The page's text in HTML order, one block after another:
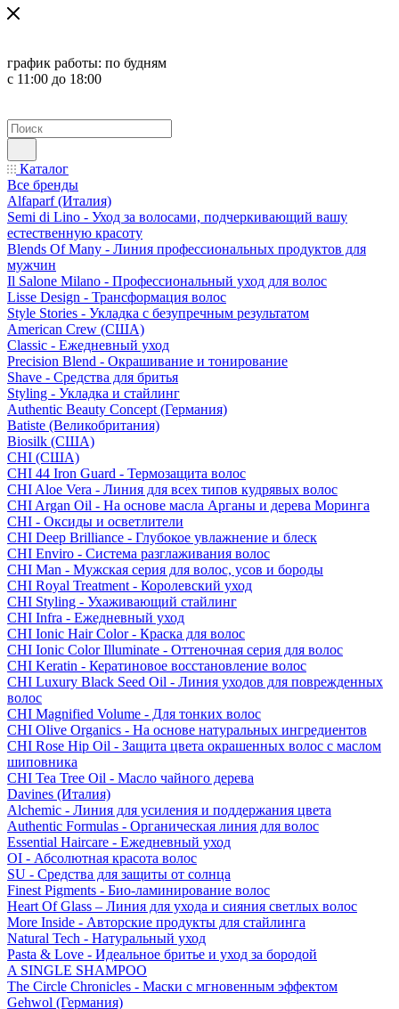
график работы: по будням
с 11:00 до 18:00
Каталог
Все бренды
Alfaparf (Италия)
Semi di Lino - Уход за волосами, подчеркивающий вашу
естественную красоту
Blends Of Many - Линия профессиональных продуктов для
мужчин
Il Salone Milano - Профессиональный уход для волос
Lisse Design - Трансформация волос
Style Stories - Укладка с безупречным результатом
American Crew (США)
Classic - Ежедневный уход
Precision Blend - Окрашивание и тонирование
Shave - Средства для бритья
Styling - Укладка и стайлинг
Authentic Beauty Concept (Германия)
Batiste (Великобритания)
Biosilk (США)
CHI (США)
CHI 44 Iron Guard - Термозащита волос
CHI Aloe Vera - Линия для всех типов кудрявых волос
CHI Argan Oil - На основе масла Арганы и дерева Моринга
CHI - Оксиды и осветлители
CHI Deep Brilliance - Глубокое увлажнение и блеск
CHI Enviro - Система разглаживания волос
CHI Man - Мужская серия для волос, усов и бороды
CHI Royal Treatment - Королевский уход
CHI Styling - Ухаживающий стайлинг
CHI Infra - Ежедневный уход
CHI Ionic Hair Color - Краска для волос
CHI Ionic Color Illuminate - Оттеночная серия для волос
CHI Keratin - Кератиновое восстановление волос
CHI Luxury Black Seed Oil - Линия уходов для поврежденных
волос
CHI Magnified Volume - Для тонких волос
CHI Olive Organics - На основе натуральных ингредиентов
CHI Rose Hip Oil - Защита цвета окрашенных волос с маслом
шиповника
CHI Tea Tree Oil - Масло чайного дерева
Davines (Италия)
Alchemic - Линия для усиления и поддержания цвета
Authentic Formulas - Органическая линия для волос
Essential Haircare - Eжедневный уход
OI - Абсолютная красота волос
SU - Средства для защиты от солнца
Finest Pigments - Био-ламинирование волос
Heart Of Glass – Линия для ухода и сияния светлых волос
More Inside - Авторские продукты для стайлинга
Natural Tech - Натуральный уход
Pasta & Love - Идеальное бритье и уход за бородой
A SINGLE SHAMPOO
The Circle Chronicles - Маски с мгновенным эффектом
Gehwol (Германия)